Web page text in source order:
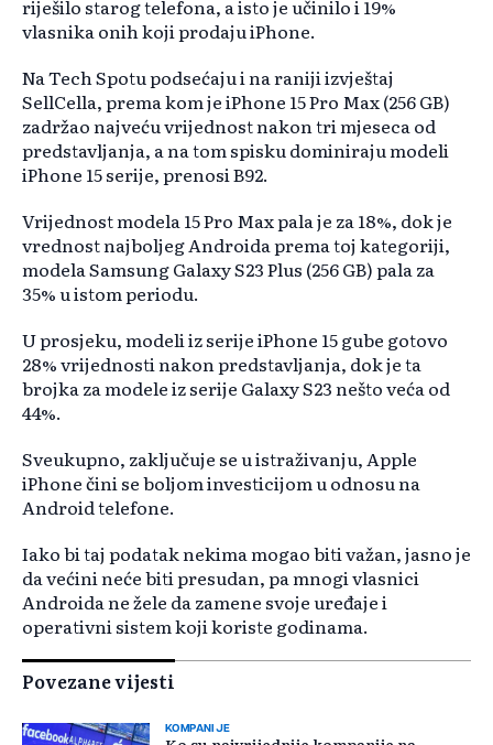
riješilo starog telefona, a isto je učinilo i 19%
vlasnika onih koji prodaju iPhone.
Na Tech Spotu podsećaju i na raniji izvještaj
SellCella, prema kom je iPhone 15 Pro Max (256 GB)
zadržao najveću vrijednost nakon tri mjeseca od
predstavljanja, a na tom spisku dominiraju modeli
iPhone 15 serije, prenosi B92.
Vrijednost modela 15 Pro Max pala je za 18%, dok je
vrednost najboljeg Androida prema toj kategoriji,
modela Samsung Galaxy S23 Plus (256 GB) pala za
35% u istom periodu.
U prosjeku, modeli iz serije iPhone 15 gube gotovo
28% vrijednosti nakon predstavljanja, dok je ta
brojka za modele iz serije Galaxy S23 nešto veća od
44%.
Sveukupno, zaključuje se u istraživanju, Apple
iPhone čini se boljom investicijom u odnosu na
Android telefone.
Iako bi taj podatak nekima mogao biti važan, jasno je
da većini neće biti presudan, pa mnogi vlasnici
Androida ne žele da zamene svoje uređaje i
operativni sistem koji koriste godinama.
Povezane vijesti
KOMPANIJE